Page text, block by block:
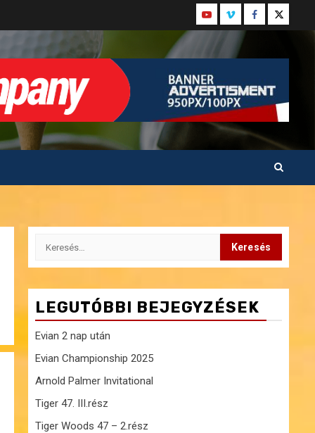
YoutubeVimeoFacebook
Twitter
Keresés:
LEGUTÓBBI BEJEGYZÉSEK
Evian 2 nap után
Evian Championship 2025
Arnold Palmer Invitational
Tiger 47. III.rész
Tiger Woods 47 – 2.rész